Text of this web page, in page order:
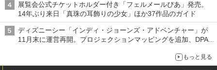
展覧会公式チケットホルダー付き「フェルメールぴあ」発売。
14年ぶり来日「真珠の耳飾りの少女」ほか37作品のガイド
ディズニーシー「インディ・ジョーンズ・アドベンチャー」が
11月末に運営再開。プロジェクションマッピングを追加、DPA
もっと見る